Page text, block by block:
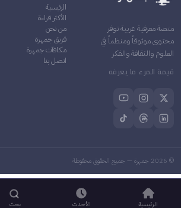
منصة معرفية عربية توفر
محتوى موثوقاً ومنظماً في
العلوم والثقافة والفكر
قيمة المرء ما يعرفه
الرئيسية
الأكثر قراءة
من نحن
فريق جمهرة
مكافآت جمهرة
اتصل بنا
©
2026 جمهرة — جميع الحقوق محفوظة
الرئيسية الأحدث بحث